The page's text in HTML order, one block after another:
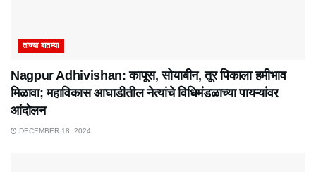
ताज्या बातम्या
Nagpur Adhivishan: कापूस, सोयाबीन, तूर पिकाला हमीभाव
मिळावा; महाविकास आघाडीतील नेत्यांचे विधिमंडळाच्या पायऱ्यांवर
आंदोलन
DECEMBER 18, 2024